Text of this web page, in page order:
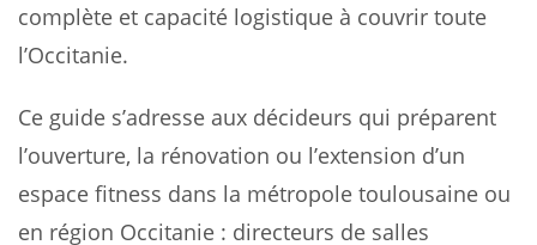
complète et capacité logistique à couvrir toute
l’Occitanie.
Ce guide s’adresse aux décideurs qui préparent
l’ouverture, la rénovation ou l’extension d’un
espace fitness dans la métropole toulousaine ou
en région Occitanie : directeurs de salles